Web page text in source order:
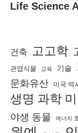
Life Science
건축 고고학
관엽식물 교육 기술
문화유산 미국 역
생명 과학
야생 동물 에너지